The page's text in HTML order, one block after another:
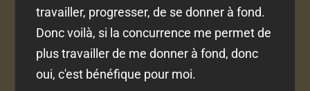
travailler, progresser, de se donner à fond.
Donc voilà, si la concurrence me permet de
plus travailler de me donner à fond, donc
oui, c'est bénéfique pour moi.